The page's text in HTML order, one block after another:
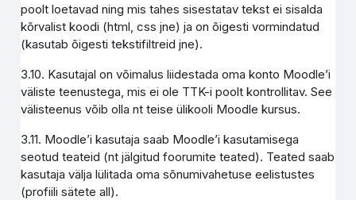
poolt loetavad ning mis tahes sisestatav tekst ei sisalda
kõrvalist koodi (html, css jne) ja on õigesti vormindatud
(kasutab õigesti tekstifiltreid jne).
3.10. Kasutajal on võimalus liidestada oma konto Moodle’i
väliste teenustega, mis ei ole TTK-i poolt kontrollitav. See
välisteenus võib olla nt teise ülikooli Moodle kursus.
3.11. Moodle’i kasutaja saab Moodle’i kasutamisega
seotud teateid (nt jälgitud foorumite teated). Teated saab
kasutaja välja lülitada oma sõnumivahetuse eelistustes
(profiili sätete all).